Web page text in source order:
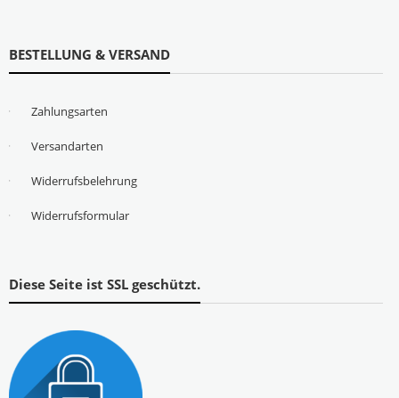
BESTELLUNG & VERSAND
Zahlungsarten
Versandarten
Widerrufsbelehrung
Widerrufsformular
Diese Seite ist SSL geschützt.